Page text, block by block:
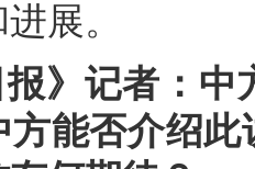
展。
报》记者：
方能否介绍